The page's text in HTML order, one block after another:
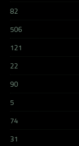
82
506
121
22
90
5
74
31